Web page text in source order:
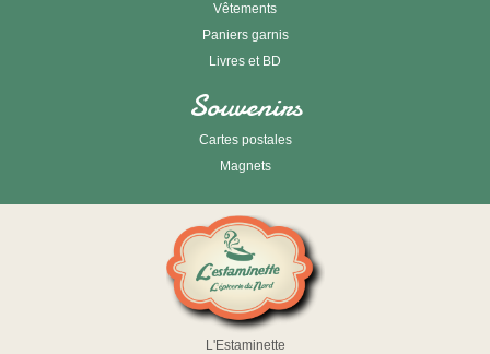
Vêtements
Paniers garnis
Livres et BD
Souvenirs
Cartes postales
Magnets
L'Estaminette